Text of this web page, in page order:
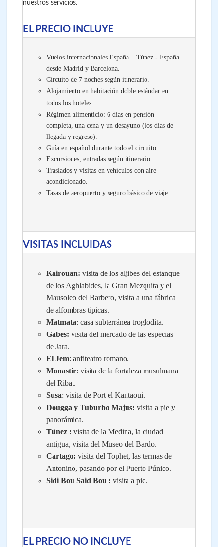
nuestros servicios.
EL PRECIO INCLUYE
Vuelos internacionales España – Túnez - España
desde Madrid y Barcelona.
Circuito de 7 noches según itinerario.
Alojamiento en habitación doble estándar en
todos los hoteles.
Régimen alimenticio: 6 días en pensión
completa, una cena y un desayuno (los días de
llegada y regreso).
Guía en español durante todo el circuito.
Excursiones, entradas según itinerario.
Traslados y visitas en vehículos con aire
acondicionado.
Tasas de aeropuerto y seguro básico de viaje.
VISITAS INCLUIDAS
Kairouan: visita de los aljibes del estanque
de los Aghlabides, la Gran Mezquita y el
Mausoleo del Barbero, visita a una fábrica
de alfombras típicas.
Matmata: casa subterránea troglodita.
Gabes: visita del mercado de las especias
de Jara.
El Jem: anfiteatro romano.
Monastir: visita de la fortaleza musulmana
del Ribat.
Susa: visita de Port el Kantaoui.
Dougga y Tuburbo Majus: visita a pie y
panorámica.
Túnez : visita de la Medina, la ciudad
antigua, visita del Museo del Bardo.
Cartago: visita del Tophet, las termas de
Antonino, pasando por el Puerto Púnico.
Sidi Bou Said Bou : visita a pie.
EL PRECIO NO INCLUYE